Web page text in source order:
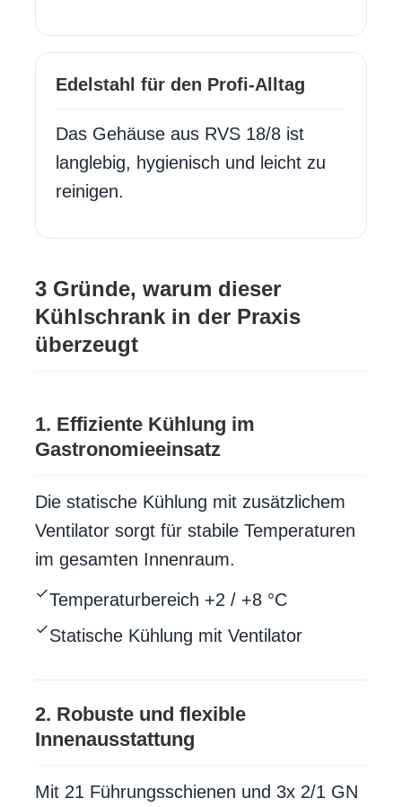
Edelstahl für den Profi-Alltag
Das Gehäuse aus RVS 18/8 ist
langlebig, hygienisch und leicht zu
reinigen.
3 Gründe, warum dieser
Kühlschrank in der Praxis
überzeugt
1. Effiziente Kühlung im
Gastronomieeinsatz
Die statische Kühlung mit zusätzlichem
Ventilator sorgt für stabile Temperaturen
im gesamten Innenraum.
Temperaturbereich +2 / +8 °C
Statische Kühlung mit Ventilator
2. Robuste und flexible
Innenausstattung
Mit 21 Führungsschienen und 3x 2/1 GN